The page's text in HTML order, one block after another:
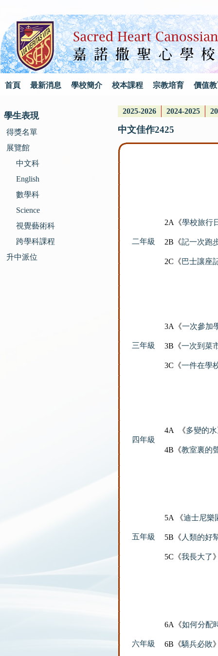
首頁 最新消息 學校簡介 校本課程 宗教培育 價值
學生表現
得獎名單
展覽館
中文科
English
數學科
Science
視覺藝術科
跨學科課程
升中派位
2025-2026 2024-2025
中文佳作2425
二年級
2A《學校旅行
2B《記一次跑
2C《巴士讓座
三年級
3A《一次參加
3B《一次到菜
3C《一件在學
四年級
4A 《多變的水
4B《教室裏的
五年級
5A 《迪士尼樂
5B《 人類的好
5C《我長大了
六年級
6A《如何分配
6B《驕兵必敗